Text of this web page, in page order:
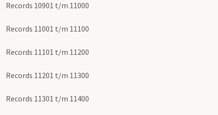
Records 10901 t/m 11000
Records 11001 t/m 11100
Records 11101 t/m 11200
Records 11201 t/m 11300
Records 11301 t/m 11400